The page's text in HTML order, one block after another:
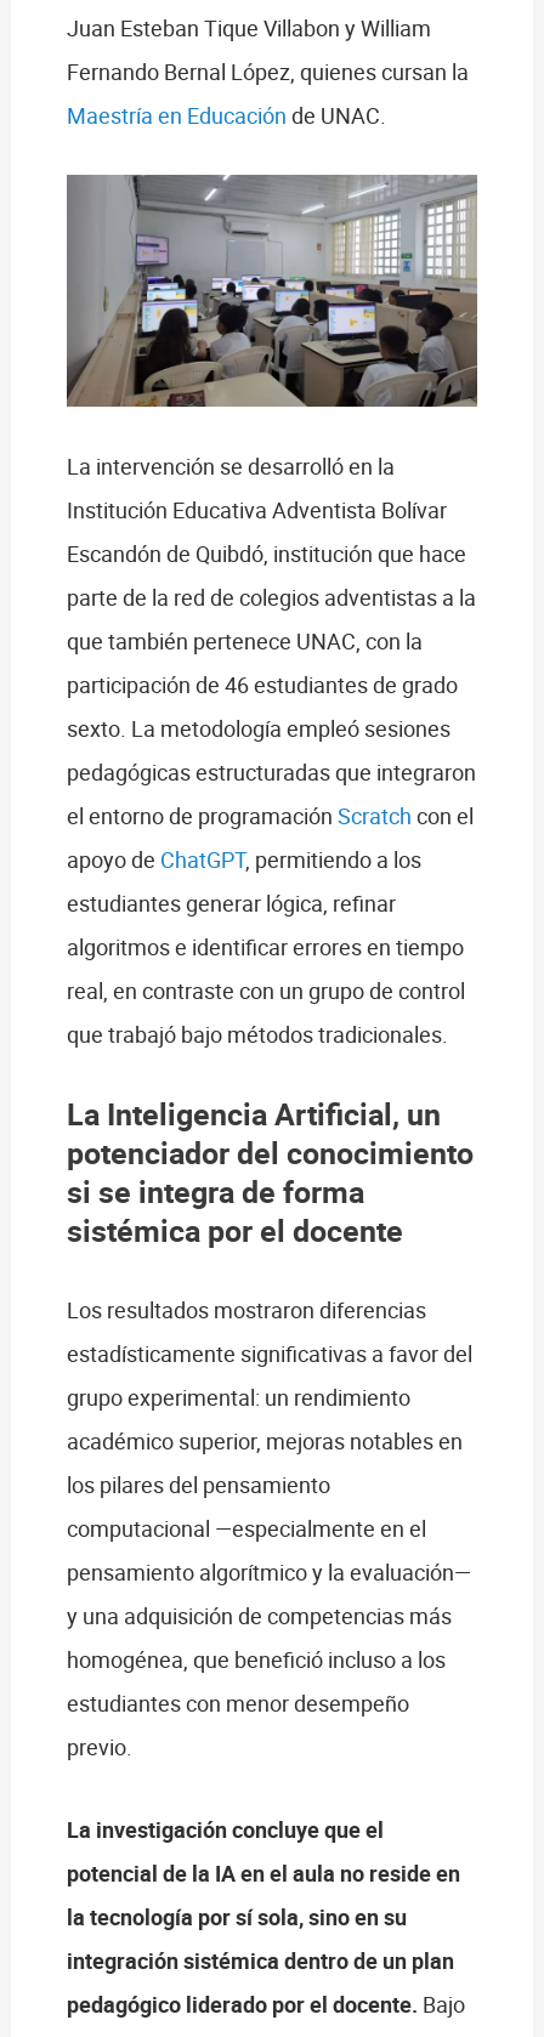
Juan Esteban Tique Villabon y William
Fernando Bernal López, quienes cursan la
Maestría en Educación de UNAC.
La intervención se desarrolló en la
Institución Educativa Adventista Bolívar
Escandón de Quibdó, institución que hace
parte de la red de colegios adventistas a la
que también pertenece UNAC, con la
participación de 46 estudiantes de grado
sexto. La metodología empleó sesiones
pedagógicas estructuradas que integraron
el entorno de programación Scratch con el
apoyo de ChatGPT, permitiendo a los
estudiantes generar lógica, refinar
algoritmos e identificar errores en tiempo
real, en contraste con un grupo de control
que trabajó bajo métodos tradicionales.
La Inteligencia Artificial, un
potenciador del conocimiento
si se integra de forma
sistémica por el docente
Los resultados mostraron diferencias
estadísticamente significativas a favor del
grupo experimental: un rendimiento
académico superior, mejoras notables en
los pilares del pensamiento
computacional —especialmente en el
pensamiento algorítmico y la evaluación—
y una adquisición de competencias más
homogénea, que benefició incluso a los
estudiantes con menor desempeño
previo.
La investigación concluye que el
potencial de la IA en el aula no reside en
la tecnología por sí sola, sino en su
integración sistémica dentro de un plan
pedagógico liderado por el docente. Bajo